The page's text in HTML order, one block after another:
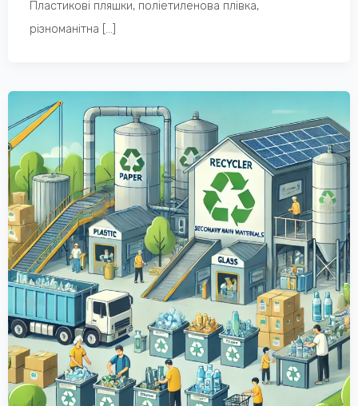
Пластикові пляшки, поліетиленова плівка,
різноманітна […]